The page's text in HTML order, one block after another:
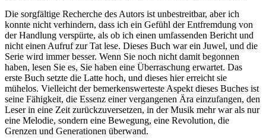
Die sorgfältige Recherche des Autors ist unbestreitbar, aber ich
konnte nicht verhindern, dass ich ein Gefühl der Entfremdung von
der Handlung verspürte, als ob ich einen umfassenden Bericht und
nicht einen Aufruf zur Tat lese. Dieses Buch war ein Juwel, und die
Serie wird immer besser. Wenn Sie noch nicht damit begonnen
haben, lesen Sie es, Sie haben eine Überraschung erwartet. Das
erste Buch setzte die Latte hoch, und dieses hier erreicht sie
mühelos. Vielleicht der bemerkenswerteste Aspekt dieses Buches ist
seine Fähigkeit, die Essenz einer vergangenen Ära einzufangen, den
Leser in eine Zeit zurückzuversetzen, in der Musik mehr war als nur
eine Melodie, sondern eine Bewegung, eine Revolution, die
Grenzen und Generationen überwand.